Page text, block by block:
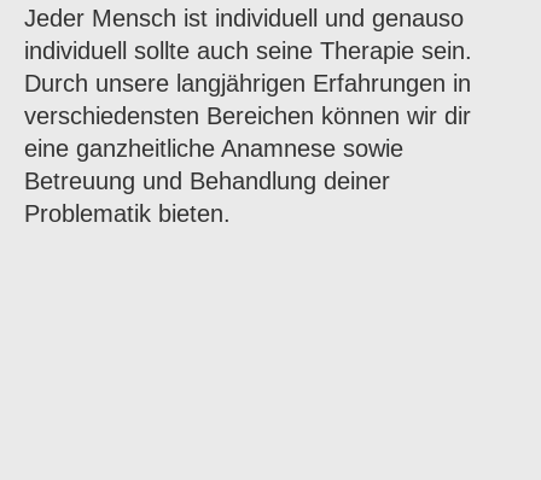
Jeder Mensch ist individuell und genauso
individuell sollte auch seine Therapie sein.
Durch unsere langjährigen Erfahrungen in
verschiedensten Bereichen können wir dir
eine ganzheitliche Anamnese sowie
Betreuung und Behandlung deiner
Problematik bieten.